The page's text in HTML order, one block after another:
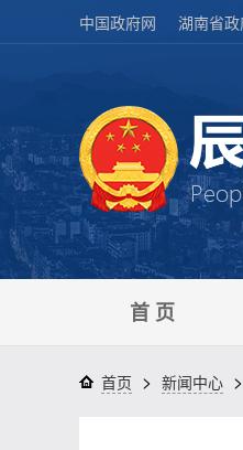
中国政府网 湖南省
首 页
首页 > 新闻中心 >